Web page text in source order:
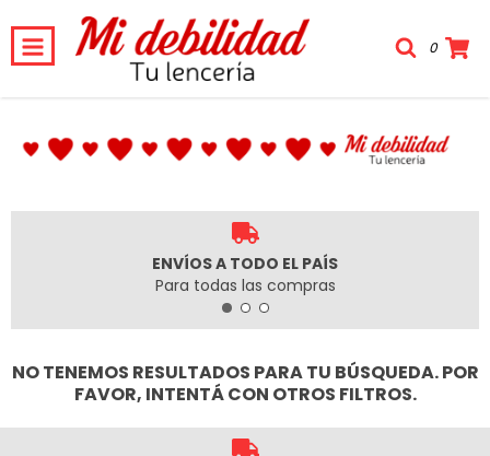
0
ENVÍOS A TODO EL PAÍS
Para todas las compras
NO TENEMOS RESULTADOS PARA TU BÚSQUEDA. POR
FAVOR, INTENTÁ CON OTROS FILTROS.